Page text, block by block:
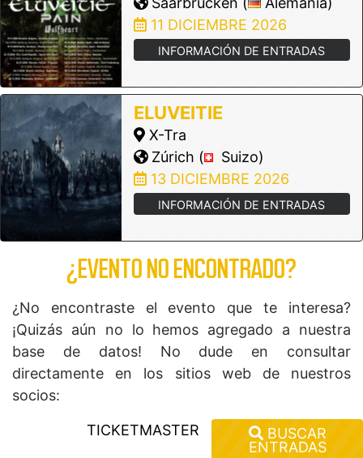
11 DICIEMBRE 2026
INFORMACIÓN DE ENTRADAS
ELUVEITIE
X-Tra
Zúrich (
Suizo)
13 DICIEMBRE 2026
INFORMACIÓN DE ENTRADAS
¿EVENTO NO ENCONTRADO?
¿No encontraste el evento que te interesa?
¡Quizás aún no lo hemos agregado a nuestra
base de datos! No dude en consultar
directamente en los sitios web de nuestros
socios:
TICKETMASTER
BUSCAR
ENTRADAS